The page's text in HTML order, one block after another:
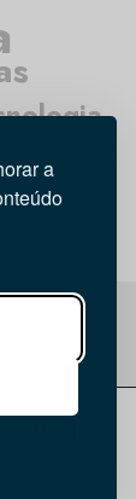
a